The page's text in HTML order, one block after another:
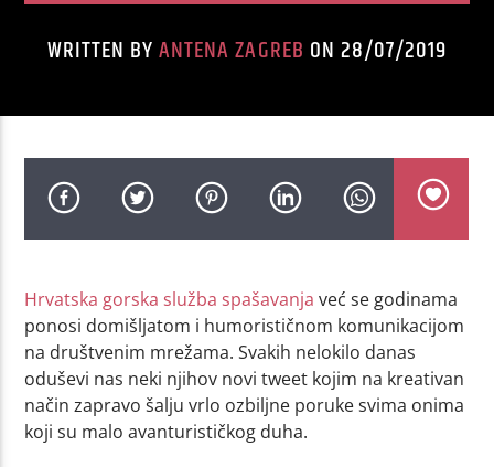
WRITTEN BYANTENA ZAGREB ON 28/07/2019
Hrvatska gorska služba spašavanja već se godinama
ponosi domišljatom i humorističnom komunikacijom
na društvenim mrežama. Svakih nelokilo danas
oduševi nas neki njihov novi tweet kojim na kreativan
način zapravo šalju vrlo ozbiljne poruke svima onima
koji su malo avanturističkog duha.